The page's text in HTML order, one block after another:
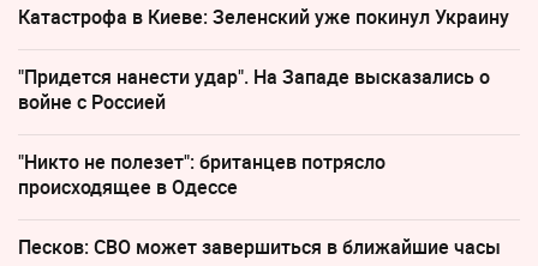
Катастрофа в Киеве: Зеленский уже покинул Украину
"Придется нанести удар". На Западе высказались о
войне с Россией
"Никто не полезет": британцев потрясло
происходящее в Одессе
Песков: СВО может завершиться в ближайшие часы